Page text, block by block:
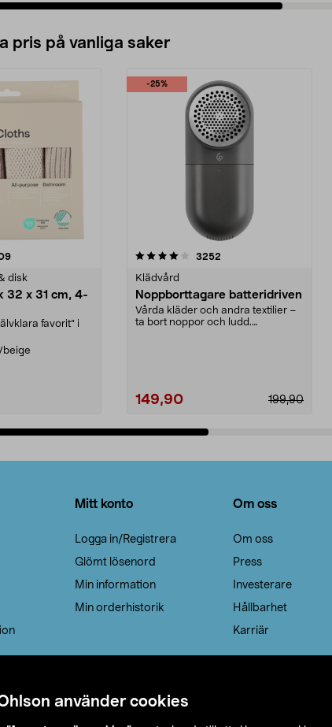
använder cookies
pris på vanliga saker
recensioner
disk
32 x 31 cm, 4-
favorit” i
beige
-25%
5 stjärnor 3252
Klädvård
Noppborttagare batteridriven
Vårda kläder och andra textilier –
ta bort noppor och ludd.
199,90
149,90
4.5av 5 stjärnor
Mitt konto
Logga in/Registrera
Glömt lösenord
Min information
Min orderhistorik
Om oss
Om oss
Press
Investerare
Hållbarhet
Karriär